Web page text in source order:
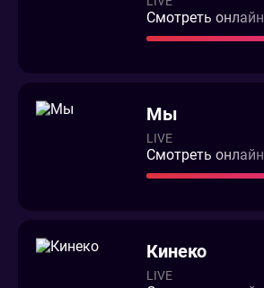
Смотреть онлайн
Мы
LIVE
Смотреть онлайн
Кинеко
LIVE